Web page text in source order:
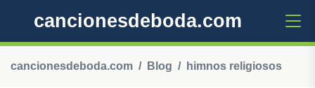
cancionesdeboda.com
cancionesdeboda.com Blog himnos religiosos